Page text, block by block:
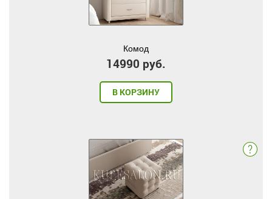
Комод
14990 руб.
В КОРЗИНУ